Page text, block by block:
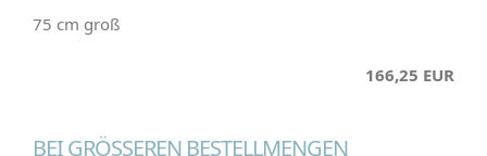
75 cm groß
166,25 EUR
BEI GRÖSSEREN BESTELLMENGEN